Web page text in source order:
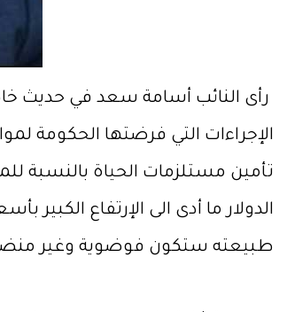
رأى النائب أسامة سعد في حديث
الإجراءات التي فرضتها الحكومة
تأمين مستلزمات الحياة بالنسبة
الدولار ما أدى الى الإرتفاع الكبير
طبيعته ستكون فوضوية وغير